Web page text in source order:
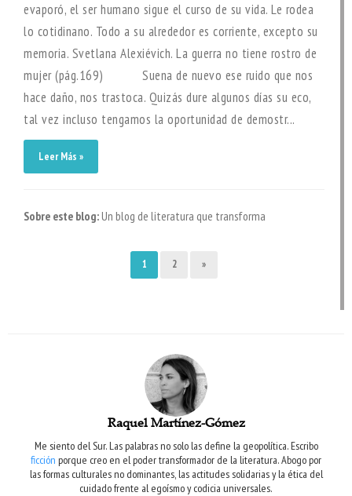
evaporó, el ser humano sigue el curso de su vida. Le rodea
lo cotidinano. Todo a su alrededor es corriente, excepto su
memoria. Svetlana Alexiévich. La guerra no tiene rostro de
mujer (pág.169) Suena de nuevo ese ruido que nos
hace daño, nos trastoca. Quizás dure algunos días su eco,
tal vez incluso tengamos la oportunidad de demostr...
Leer Más »
Sobre este blog:Un blog de literatura que transforma
1 2 »
Raquel Martínez-Gómez
Me siento del Sur. Las palabras no solo las define la geopolítica. Escribo
ficción porque creo en el poder transformador de la literatura. Abogo por
las formas culturales no dominantes, las actitudes solidarias y la ética del
cuidado frente al egoísmo y codicia universales.